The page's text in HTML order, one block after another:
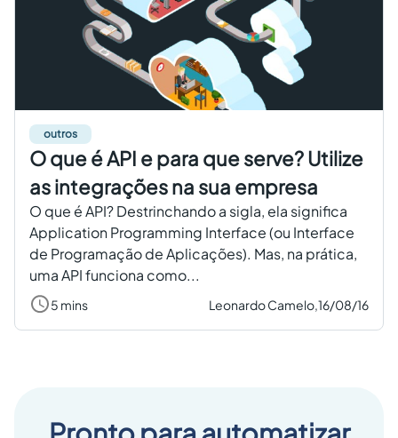
outros
O que é API e para que serve? Utilize
as integrações na sua empresa
O que é API? Destrinchando a sigla, ela significa
Application Programming Interface (ou Interface
de Programação de Aplicações). Mas, na prática,
uma API funciona como...
5 mins Leonardo Camelo,16/08/16